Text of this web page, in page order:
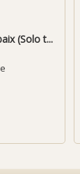
(Solo t...